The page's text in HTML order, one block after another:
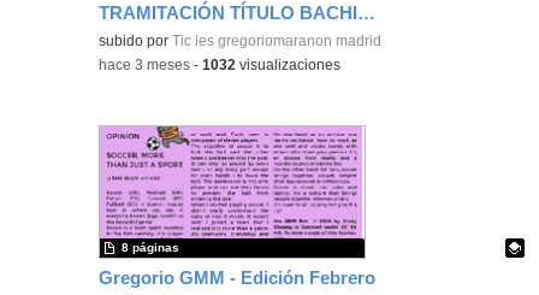
TRAMITACIÓN TÍTULO BACHILLERATO y MATRÍCULA Prueba Acceso Universidad
Contenido educativo.
subido porTic ies gregoriomaranon madrid
-hace 3 meses -1032 visualizaciones
Gregorio GMM - Edición Febrero
8 páginas